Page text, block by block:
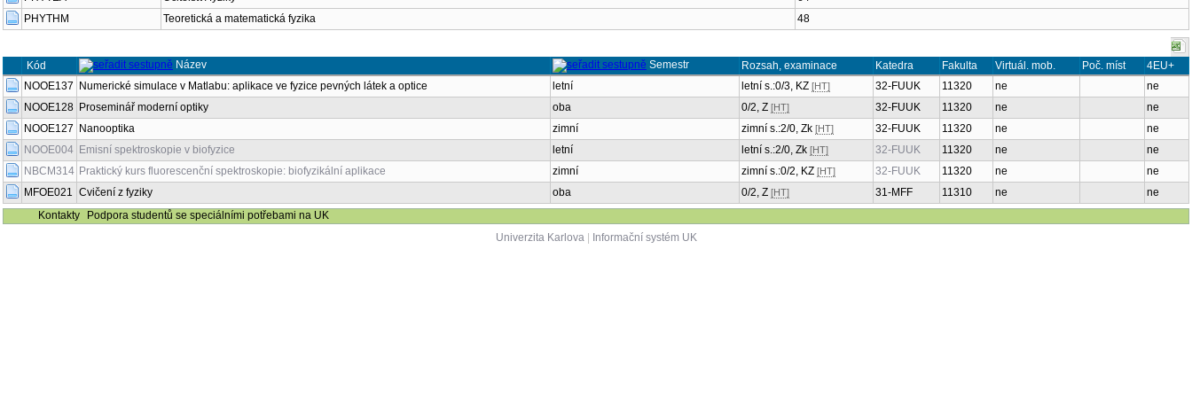
PHYTHM
Teoretická a matematická fyzika 48
Kód Název Semestr Rozsah, examinace Katedra Fakulta Virtuál. mob. Poč. míst
4EU+
NOOE137
Numerické simulace v Matlabu: aplikace ve fyzice pevných látek a optice letní letní s.:0/3, KZ [HT] 32-FUUK 11320 ne
ne
NOOE128 Proseminář moderní optiky oba 0/2, Z [HT] 32-FUUK 11320 ne
ne
NOOE127
Nanooptika zimní zimní s.:2/0, Zk [HT] 32-FUUK 11320 ne
ne
NOOE004 Emisní spektroskopie v biofyzice letní letní s.:2/0, Zk [HT] 32-FUUK 11320 ne
ne
NBCM314 Praktický kurs fluorescenční spektroskopie: biofyzikální aplikace zimní zimní s.:0/2, KZ [HT] 32-FUUK 11320 ne
ne
MFOE021 Cvičení z fyziky oba 0/2, Z [HT] 31-MFF 11310 ne
ne
Kontakty
Podpora studentů se speciálními potřebami na UK
Univerzita Karlova| Informační systém UK